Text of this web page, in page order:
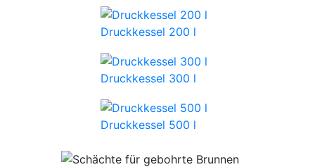
Druckkessel 200 l
Druckkessel 300 l
Druckkessel 500 l